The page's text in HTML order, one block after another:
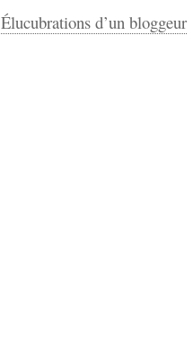
Élucubrations d’un bloggeur